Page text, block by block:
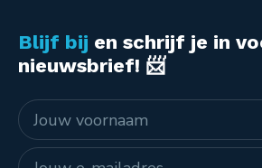
Blijf bij en schrijf je in
nieuwsbrief! 📨
Naam
E-mailadres